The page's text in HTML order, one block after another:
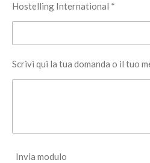
Hostelling International *
Scrivi qui la tua domanda o il tuo
Invia modulo